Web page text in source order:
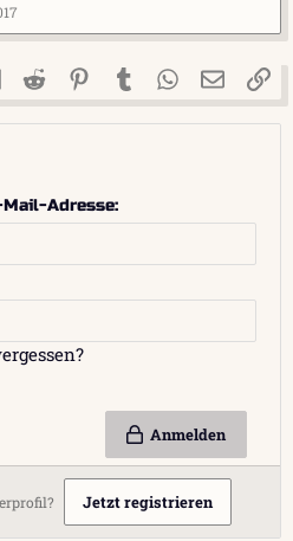
LinkedIn
Reddit PinterestTumblr WhatsApp
E-Mail
Mail-Adresse
Anmelden
Jetzt registrieren